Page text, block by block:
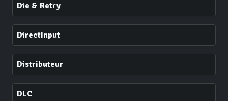
Die & Retry
DirectInput
Distributeur
DLC